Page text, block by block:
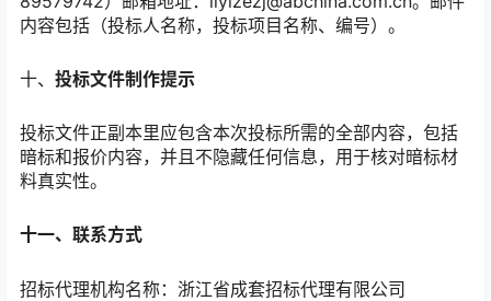
内容包括（投标人名称，投标项目名称、编号）。
十、 投标文件制作提示
投标文件正副本里应包含本次投标所需的全部内容，包括
暗标和报价内容，并且不隐藏任何信息，用于核对暗标材
料真实性。
十一、联系方式
招标代理机构名称：浙江省成套招标代理有限公司